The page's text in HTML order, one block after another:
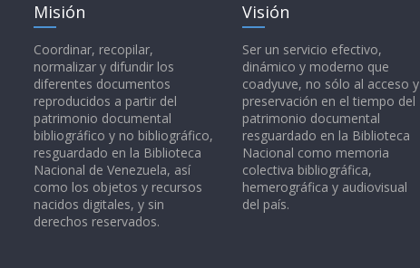
Misión
Coordinar, recopilar,
normalizar y difundir los
diferentes documentos
reproducidos a partir del
patrimonio documental
bibliográfico y no bibliográfico,
resguardado en la Biblioteca
Nacional de Venezuela, así
como los objetos y recursos
nacidos digitales, y sin
derechos reservados.
Visión
Ser un servicio efectivo,
dinámico y moderno que
coadyuve, no sólo al acceso y
preservación en el tiempo del
patrimonio documental
resguardado en la Biblioteca
Nacional como memoria
colectiva bibliográfica,
hemerográfica y audiovisual
del país.